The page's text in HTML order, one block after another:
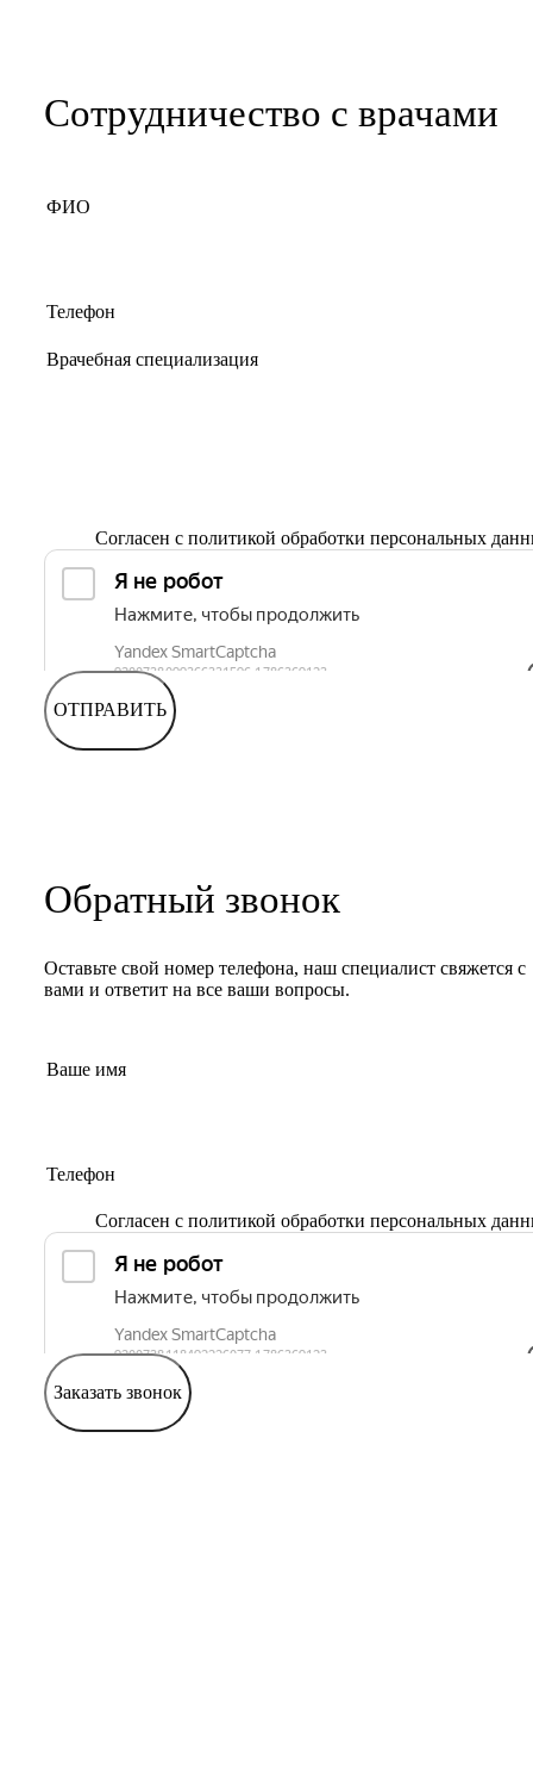
Сотрудничество с врачами
Согласен с политикой обработки персональных
ОТПРАВИТЬ
Обратный звонок
Оставьте свой номер телефона, наш специалист свяжется с
вами и ответит на все ваши вопросы.
Согласен с политикой обработки персональных
Заказать звонок